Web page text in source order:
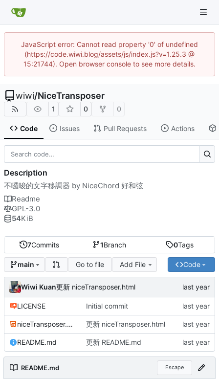
JavaScript error: Cannot read property '0' of undefined
(https://code.wiwi.blog/assets/js/index.js?v=1.25.3 @
15:21744). Open browser console to see more details.
wiwi/NiceTransposer
1 0 0
Code Issues Pull Requests Actions
7Commits 1Branch 0Tags
main Go to file Add File Code
Wiwi Kuan更新 niceTransposer.html
LICENSE Initial commit
niceTransposer.html 更新 niceTransposer.html
README.md 更新 README.md
README.md Escape
Description
不囉唆的文字移調器 by NiceChord 好和弦
Readme
GPL-3.0
54KiB